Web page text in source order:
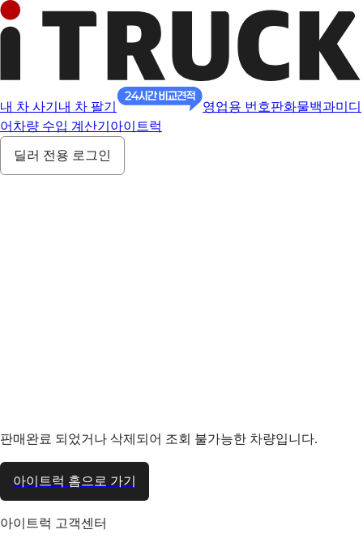
내 차 사기 내 차 팔기 영업용 번호판화물백과미디
어 차량 수입 계산기 아이트럭
딜러 전용 로그인
판매완료 되었거나 삭제되어 조회 불가능한 차량입니다.
아이트럭 홈으로 가기
아이트럭 고객센터